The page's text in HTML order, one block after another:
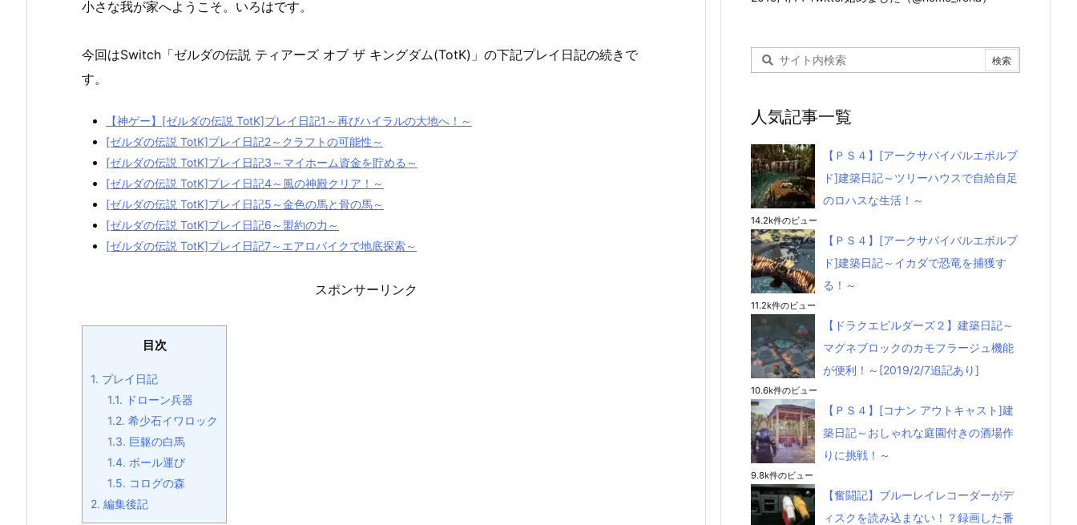
小さな我が家へようこそ。いろはです。
今回はSwitch「ゼルダの伝説 ティアーズ オブ ザ キングダム(TotK)」の下記プレイ日記の続きで
す。
【神ゲー】[ゼルダの伝説 TotK]プレイ日記1～再びハイラルの大地へ！～
[ゼルダの伝説 TotK]プレイ日記2～クラフトの可能性～
[ゼルダの伝説 TotK]プレイ日記3～マイホーム資金を貯める～
[ゼルダの伝説 TotK]プレイ日記4～風の神殿クリア！～
[ゼルダの伝説 TotK]プレイ日記5～金色の馬と骨の馬～
[ゼルダの伝説 TotK]プレイ日記6～盟約の力～
[ゼルダの伝説 TotK]プレイ日記7～エアロバイクで地底探索～
スポンサーリンク
目次
1. プレイ日記
1.1. ドローン兵器
1.2. 希少石イワロック
1.3. 巨躯の白馬
1.4. ボール運び
1.5. コログの森
2. 編集後記
人気記事一覧
【ＰＳ４】[アークサバイバルエボルブ
ド]建築日記～ツリーハウスで自給自足
のロハスな生活！～
14.2k件のビュー
【ＰＳ４】[アークサバイバルエボルブ
ド]建築日記～イカダで恐竜を捕獲す
る！～
11.2k件のビュー
【ドラクエビルダーズ２】建築日記～
マグネブロックのカモフラージュ機能
が便利！～[2019/2/7追記あり]
10.6k件のビュー
【ＰＳ４】[コナン アウトキャスト]建
築日記～おしゃれな庭園付きの酒場作
りに挑戦！～
9.8k件のビュー
【奮闘記】ブルーレイレコーダーがデ
ィスクを読み込まない！？録画した番